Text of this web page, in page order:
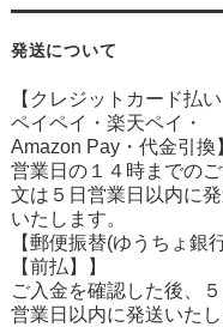
発送について
【クレジットカード払い
ペイペイ・楽天ペイ・
Amazon Pay・ 代金引換
営業日の１４時までの
文は５日営業日以内に
いたします。
【郵便振替(ゆうちょ銀
【前払】】
ご入金を確認した後、５
営業日以内に発送いたし